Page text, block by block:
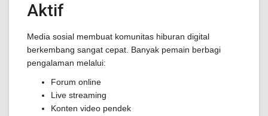
Aktif
Media sosial membuat komunitas hiburan digital
berkembang sangat cepat. Banyak pemain berbagi
pengalaman melalui:
Forum online
Live streaming
Konten video pendek